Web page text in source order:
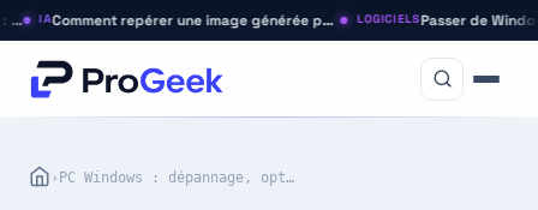
Comment repérer une image générée par IA (guide 2026) LOGICIELS
PC Windows : dépannage, optimisation et astuces